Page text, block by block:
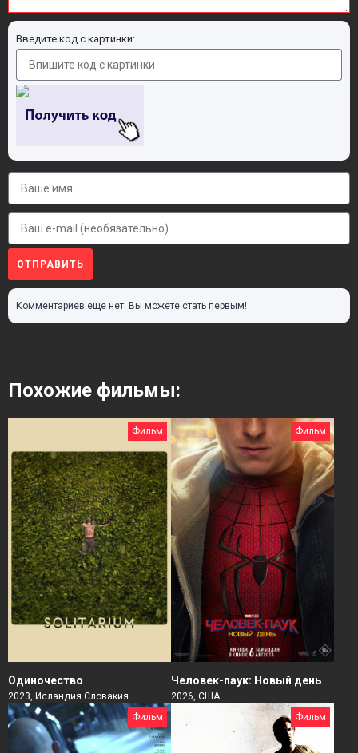
Введите код с картинки:
ОТПРАВИТЬ
Комментариев еще нет. Вы можете стать первым!
Похожие фильмы:
Фильм
Одиночество
2023, Исландия Словакия
Фильм
Человек-паук: Новый день
2026, США
Фильм
Фильм